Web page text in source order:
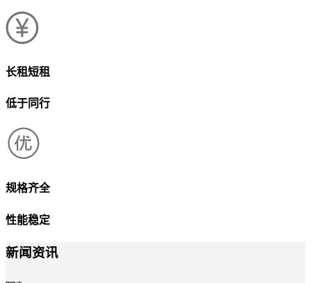
长租短租
低于同行
规格齐全
性能稳定
新闻资讯